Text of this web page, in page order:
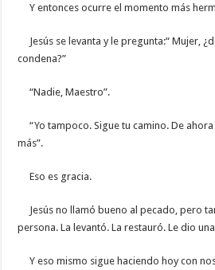
Y entonces ocurre el momento más
Jesús se levanta y le pregunta:“ Mujer,
condena?”
“Nadie, Maestro”.
“Yo tampoco. Sigue tu camino. De
más”.
Eso es gracia.
Jesús no llamó bueno al pecado, pero
persona. La levantó. La restauró. Le dio
Y eso mismo sigue haciendo hoy con